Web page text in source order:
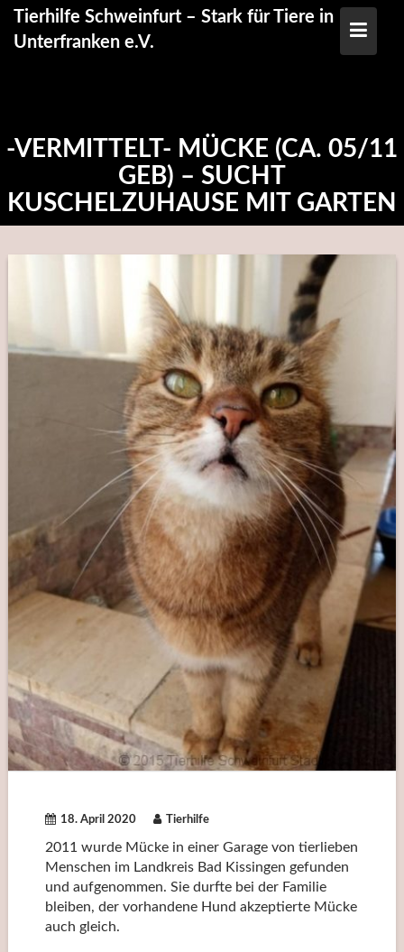
Skip
content
Tierhilfe Schweinfurt – Stark für Tiere in
Unterfranken e.V.
-VERMITTELT- MÜCKE (CA. 05/11
GEB) – SUCHT
KUSCHELZUHAUSE MIT GARTEN
18. April 2020 Tierhilfe
2011 wurde Mücke in einer Garage von tierlieben
Menschen im Landkreis Bad Kissingen gefunden
und aufgenommen. Sie durfte bei der Familie
bleiben, der vorhandene Hund akzeptierte Mücke
auch gleich.